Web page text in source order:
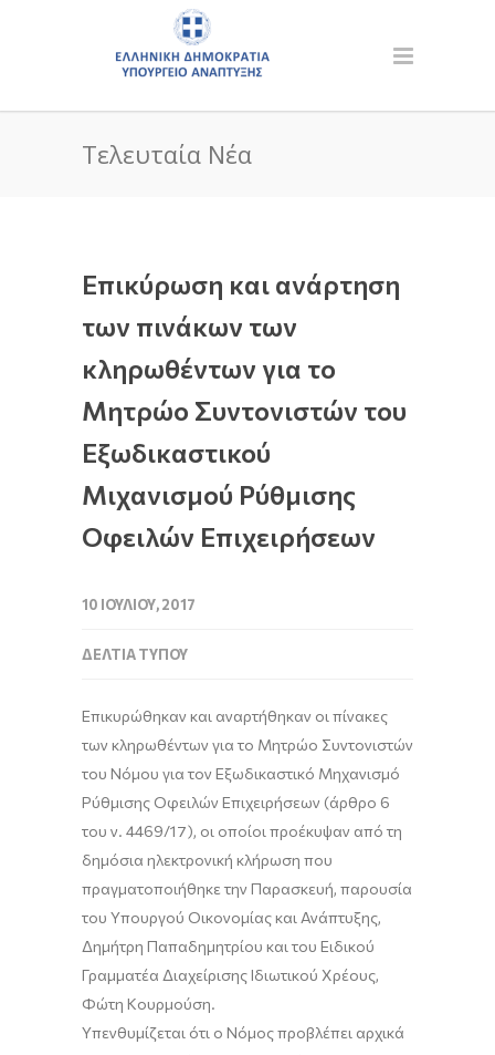
Τελευταία Νέα
Επικύρωση και ανάρτηση
των πινάκων των
κληρωθέντων για το
Μητρώο Συντονιστών του
Εξωδικαστικού
Μιχανισμού Ρύθμισης
Οφειλών Επιχειρήσεων
10 ΙΟΥΛΊΟΥ, 2017
ΔΕΛΤΊΑ ΤΎΠΟΥ
Επικυρώθηκαν και αναρτήθηκαν οι πίνακες
των κληρωθέντων για το Μητρώο Συντονιστών
του Νόμου για τον Εξωδικαστικό Μηχανισμό
Ρύθμισης Οφειλών Επιχειρήσεων (άρθρο 6
του ν. 4469/17), οι οποίοι προέκυψαν από τη
δημόσια ηλεκτρονική κλήρωση που
πραγματοποιήθηκε την Παρασκευή, παρουσία
του Υπουργού Οικονομίας και Ανάπτυξης,
Δημήτρη Παπαδημητρίου και του Ειδικού
Γραμματέα Διαχείρισης Ιδιωτικού Χρέους,
Φώτη Κουρμούση.
Υπενθυμίζεται ότι ο Νόμος προβλέπει αρχικά